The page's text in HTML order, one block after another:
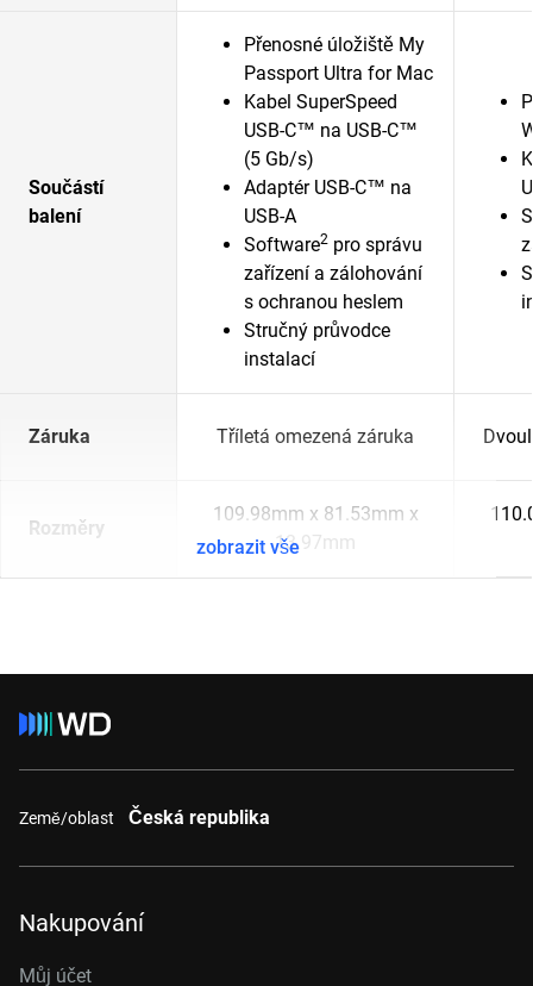
Součástí
balení
Přenosné úložiště My
Passport Ultra for Mac
Kabel SuperSpeed
USB-C™ na USB-C™
(5 Gb/s)
Adaptér USB-C™ na
USB-A
Software2 pro správu
zařízení a zálohování
s ochranou heslem
Stručný průvodce
instalací
Záruka Tříletá omezená záruka
Rozměry
109.98mm x 81.53mm x
13.97mm
zobrazit vše
Země/oblast Česká republika
Nakupování
Můj účet